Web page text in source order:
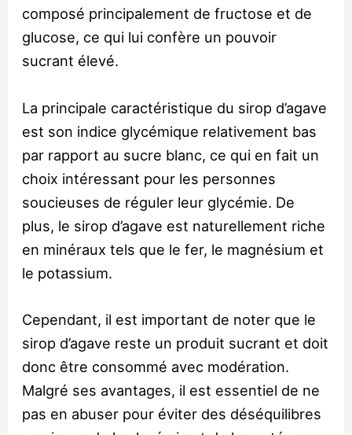
composé principalement de fructose et de
glucose, ce qui lui confère un pouvoir
sucrant élevé.
La principale caractéristique du sirop d’agave
est son indice glycémique relativement bas
par rapport au sucre blanc, ce qui en fait un
choix intéressant pour les personnes
soucieuses de réguler leur glycémie. De
plus, le sirop d’agave est naturellement riche
en minéraux tels que le fer, le magnésium et
le potassium.
Cependant, il est important de noter que le
sirop d’agave reste un produit sucrant et doit
donc être consommé avec modération.
Malgré ses avantages, il est essentiel de ne
pas en abuser pour éviter des déséquilibres